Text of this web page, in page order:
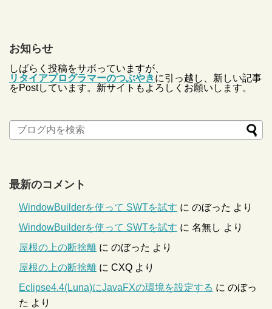
お知らせ
しばらく投稿をサボっていますが、
リタイアプログラマーのつぶやきに引っ越し、新しい記事
をPostしています。新サイトもよろしくお願いします。
最新のコメント
WindowBuilderを使って SWTを試す に のぼった より
WindowBuilderを使って SWTを試す に 名無し より
屋根の上の断捨離 に のぼった より
屋根の上の断捨離 に CXQ より
Eclipse4.4(Luna)にJavaFXの環境を設定する に のぼっ
た より